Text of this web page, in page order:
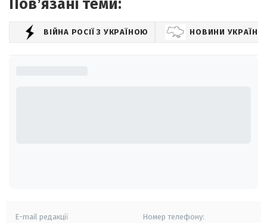
Повʼязані теми:
ВІЙНА РОСІЇ З УКРАЇНОЮ НОВИНИ УКРАЇНИ
E-mail редакції Номер телефону: